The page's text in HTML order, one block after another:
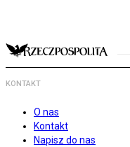
KONTAKT
O nas
Kontakt
Napisz do nas